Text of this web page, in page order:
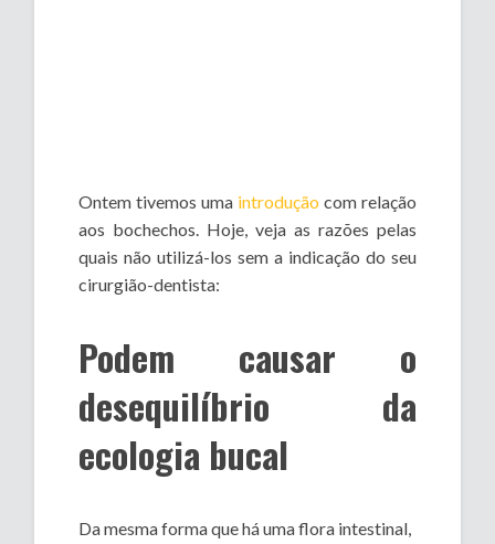
Ontem tivemos uma introdução com relação
aos bochechos. Hoje, veja as razões pelas
quais não utilizá-los sem a indicação do seu
cirurgião-dentista:
Podem causar o
desequilíbrio da
ecologia bucal
Da mesma forma que há uma flora intestinal,